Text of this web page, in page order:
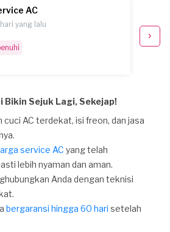
AC
yang lalu
Deli
Rp
Bikin Sejuk Lagi, Sekejap!
cuci AC terdekat, isi freon, dan jasa
service AC yang telah
lebih nyaman dan aman.
Anda dengan teknisi
bergaransi hingga 60 hari setelah